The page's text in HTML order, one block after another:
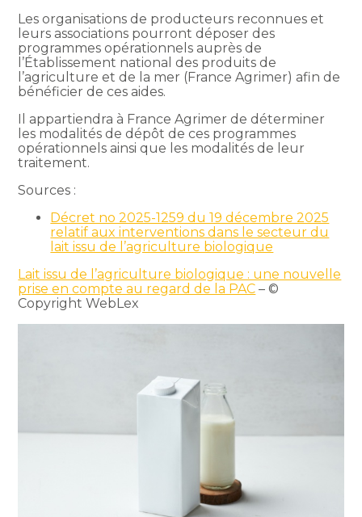
Les organisations de producteurs reconnues et
leurs associations pourront déposer des
programmes opérationnels auprès de
l’Établissement national des produits de
l’agriculture et de la mer (France Agrimer) afin de
bénéficier de ces aides.
Il appartiendra à France Agrimer de déterminer
les modalités de dépôt de ces programmes
opérationnels ainsi que les modalités de leur
traitement.
Sources :
Décret no 2025-1259 du 19 décembre 2025
relatif aux interventions dans le secteur du
lait issu de l’agriculture biologique
Lait issu de l’agriculture biologique : une nouvelle
prise en compte au regard de la PAC – ©
Copyright WebLex